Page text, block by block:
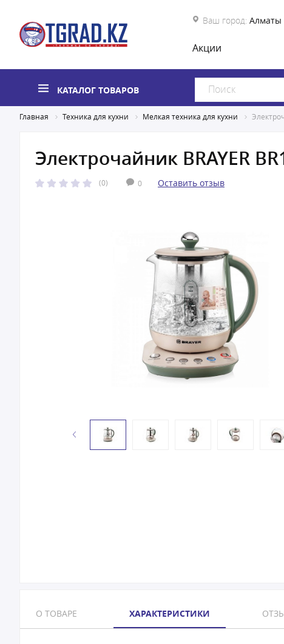
Ваш город: Алматы
Акции
КАТАЛОГ ТОВАРОВ
Главная Техника для кухни Мелкая техника для кухни
Электрочайник BRAYER
(0) 0 Оставить отзыв
О ТОВАРЕ ХАРАКТЕРИСТИКИ